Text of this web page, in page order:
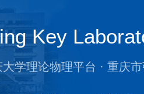
Key
大学理论物理平台 · 重庆